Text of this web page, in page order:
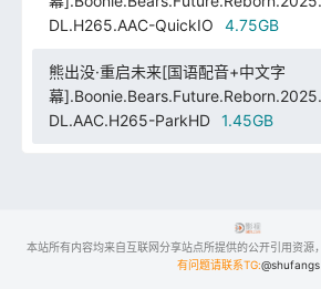
DL.H265.AAC-QuickIO
4.75GB
熊出没·重启未来[国语配音+中文字
幕
DL.AAC.H265-ParkHD
1.45GB
本站所有内容均来自互联网分享站点所提供的公开引用资源
有问题请联系TG:@shufangs